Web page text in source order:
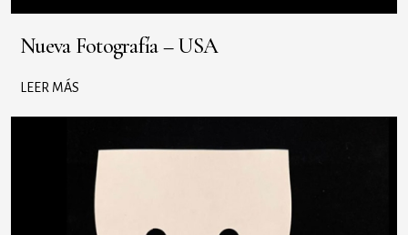
Nueva Fotografía – USA
LEER MÁS